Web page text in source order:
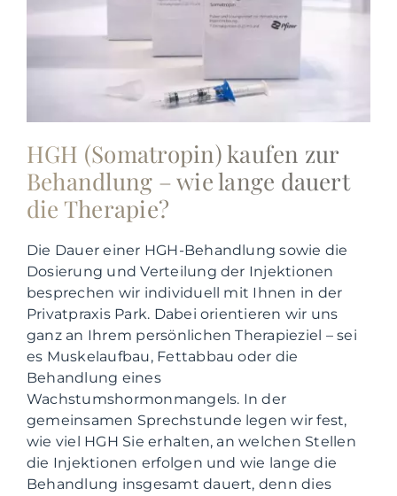
HGH (Somatropin) kaufen zur
Behandlung – wie lange dauert
die Therapie?
Die Dauer einer HGH-Behandlung sowie die
Dosierung und Verteilung der Injektionen
besprechen wir individuell mit Ihnen in der
Privatpraxis Park. Dabei orientieren wir uns
ganz an Ihrem persönlichen Therapieziel – sei
es Muskelaufbau, Fettabbau oder die
Behandlung eines
Wachstumshormonmangels. In der
gemeinsamen Sprechstunde legen wir fest,
wie viel HGH Sie erhalten, an welchen Stellen
die Injektionen erfolgen und wie lange die
Behandlung insgesamt dauert, denn dies